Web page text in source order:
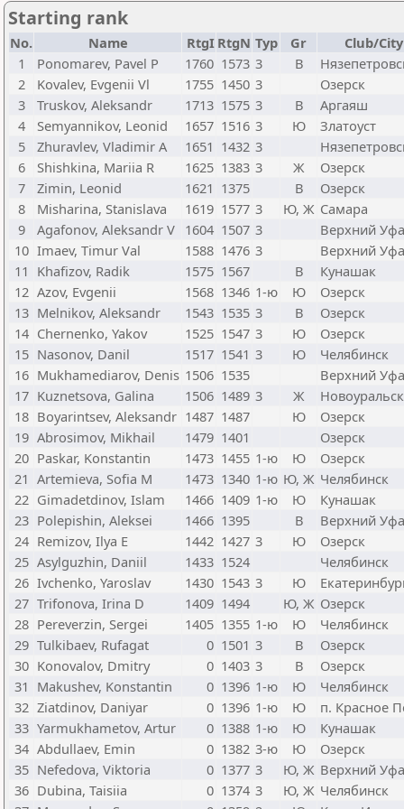
Starting rank
No. Name RtgI RtgN Typ Gr
Club/City
1
Ponomarev, Pavel P 1760 1573 3 В
2
Kovalev, Evgenii Vl 1755 1450 3
Озерск
3
Truskov, Aleksandr 1713 1575 3 В
Аргаяш
4
Semyannikov, Leonid 1657 1516 3 Ю
Златоуст
5
Zhuravlev, Vladimir A 1651 1432 3
6
Shishkina, Mariia R 1625 1383 3 Ж
Озерск
7
Zimin, Leonid 1621 1375 В
Озерск
8
Misharina, Stanislava 1619 1577 3 Ю, Ж Самара
9
Agafonov, Aleksandr V 1604 1507 3
Верхний
10 Imaev, Timur Val 1588 1476 3
Верхний
11 Khafizov, Radik 1575 1567 В
Кунашак
12 Azov, Evgenii 1568 1346 1-ю Ю
Озерск
13 Melnikov, Aleksandr 1543 1535 3 В
Озерск
14 Chernenko, Yakov 1525 1547 3 Ю
Озерск
15 Nasonov, Danil 1517 1541 3 Ю
Челябинск
16 Mukhamediarov, Denis 1506 1535
Верхний
17 Kuznetsova, Galina 1506 1489 3 Ж
Новоуральск
18 Boyarintsev, Aleksandr 1487 1487 Ю
Озерск
19 Abrosimov, Mikhail 1479 1401
Озерск
20 Paskar, Konstantin 1473 1455 1-ю Ю
Озерск
21 Artemieva, Sofia M 1473 1340 1-ю Ю, Ж Челябинск
22 Gimadetdinov, Islam 1466 1409 1-ю Ю
Кунашак
23 Polepishin, Aleksei 1466 1395 В
Верхний
24 Remizov, Ilya E 1442 1427 3 Ю
Озерск
25 Asylguzhin, Daniil 1433 1524
Челябинск
26 Ivchenko, Yaroslav 1430 1543 3 Ю
27 Trifonova, Irina D 1409 1494 Ю, Ж Озерск
28 Pereverzin, Sergei 1405 1355 1-ю Ю
Челябинск
29 Tulkibaev, Rufagat 0 1501 3 В
Озерск
30 Konovalov, Dmitry 0 1403 3 В
Озерск
31 Makushev, Konstantin 0 1396 1-ю Ю
Челябинск
32 Ziatdinov, Daniyar 0 1396 1-ю Ю
п. Красное
33 Yarmukhametov, Artur 0 1388 1-ю Ю
Кунашак
34 Abdullaev, Emin 0 1382 3-ю Ю
Озерск
35 Nefedova, Viktoria 0 1377 3 Ю, Ж Верхний
36 Dubina, Taisiia 0 1374 3 Ю, Ж Челябинск